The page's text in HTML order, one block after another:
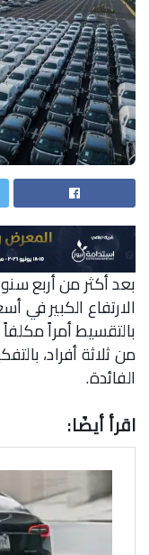
بعد أكثر من أربع
الارتفاع الكبير في
بالتقسيط أمراً
من ثلاثة أفراد،
الفائدة.
اقرأ أيضًا: